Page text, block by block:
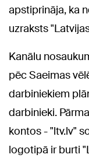
apstiprināja, ka
uzraksts
Kanālu
pēc Saeimas
darbiniekiem
darbinieki.
kontos - "ltv.lv"
logotipā ir burti